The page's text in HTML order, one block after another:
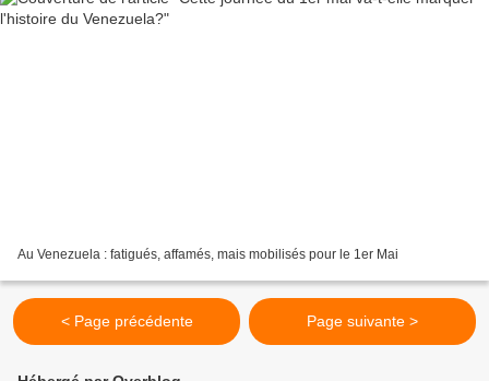
Au Venezuela : fatigués, affamés, mais mobilisés pour le 1er Mai
< Page précédente Page suivante >